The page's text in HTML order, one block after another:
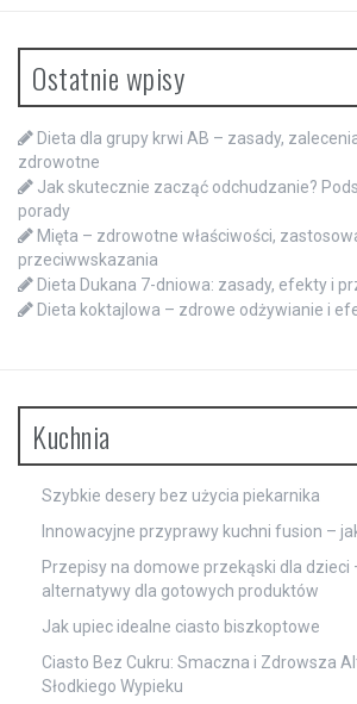
Ostatnie wpisy
Dieta dla grupy krwi AB – zasady,
zdrowotne
Jak skutecznie zacząć odchudzanie?
porady
Mięta – zdrowotne właściwości,
przeciwwskazania
Dieta Dukana 7-dniowa: zasady, efekty i
Dieta koktajlowa – zdrowe odżywianie i
Kuchnia
Szybkie desery bez użycia piekarnika
Innowacyjne przyprawy kuchni fusion –
Przepisy na domowe przekąski dla dzieci
alternatywy dla gotowych produktów
Jak upiec idealne ciasto biszkoptowe
Ciasto Bez Cukru: Smaczna i Zdrowsza
Słodkiego Wypieku